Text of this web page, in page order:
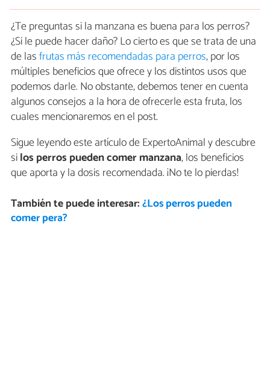
¿Te preguntas si la manzana es buena para los perros?
¿Si le puede hacer daño? Lo cierto es que se trata de una
de lasfrutas más recomendadas para perros, por los
múltiples beneficios que ofrece y los distintos usos que
podemos darle. No obstante, debemos tener en cuenta
algunos consejos a la hora de ofrecerle esta fruta, los
cuales mencionaremos en el post.
Sigue leyendo este artículo de ExpertoAnimal y descubre
silos perros pueden comer manzana, los beneficios
que aporta y la dosis recomendada. ¡No te lo pierdas!
También te puede interesar:¿Los perros pueden
comer pera?